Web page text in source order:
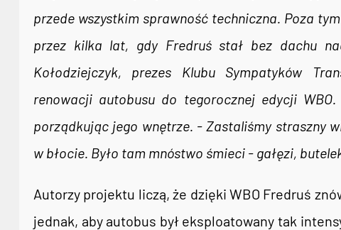
przede wszystkim sprawność techniczna. Poza
przez kilka lat, gdy Fredruś stał bez dachu
Kołodziejczyk, prezes Klubu Sympatyków
renowacji autobusu do tegorocznej edycji
porządkując jego wnętrze. - Zastaliśmy straszny
w błocie. Było tam mnóstwo śmieci - gałęzi,
Autorzy projektu liczą, że dzięki WBO Fredruś
jednak, aby autobus był eksploatowany tak